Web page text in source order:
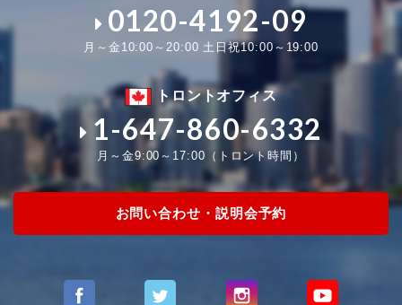
0120-4192-09
月～金10:00～20:00 土日祝10:00～19:00
トロントオフィス
1-647-860-6332
月～金9:00～17:00（トロント時間）
お問い合わせ・説明会予約